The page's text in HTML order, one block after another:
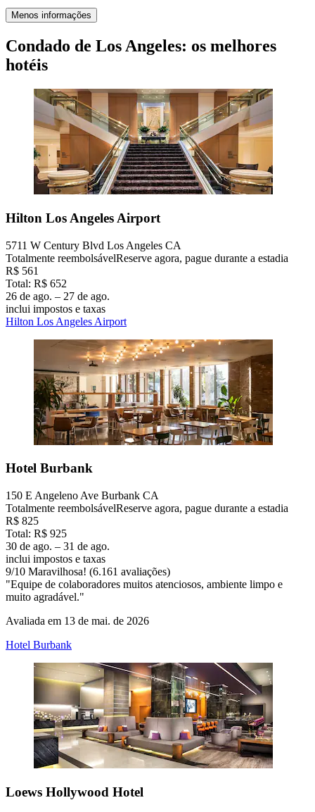
Menos informações
Condado de Los Angeles: os melhores
hotéis
Hilton Los Angeles Airport
5711 W Century Blvd Los Angeles CA
Totalmente reembolsávelReserve agora, pague durante a estadia
R$ 561
Total: R$ 652
26 de ago. – 27 de ago.
inclui impostos e taxas
Hilton Los Angeles Airport
Hotel Burbank
150 E Angeleno Ave Burbank CA
Totalmente reembolsávelReserve agora, pague durante a estadia
R$ 825
Total: R$ 925
30 de ago. – 31 de ago.
inclui impostos e taxas
9/10 Maravilhosa! (6.161 avaliações)
"Equipe de colaboradores muitos atenciosos, ambiente limpo e
muito agradável."
Avaliada em 13 de mai. de 2026
Hotel Burbank
Loews Hollywood Hotel